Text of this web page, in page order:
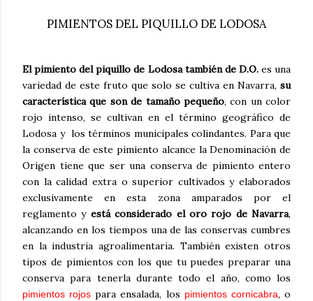
PIMIENTOS DEL PIQUILLO DE LODOSA
El pimiento del piquillo de Lodosa también de D.O.es una
variedad de este fruto que solo se cultiva en Navarra, su
característica que son de tamaño pequeño, con un color
rojo intenso, se cultivan en el término geográfico de
Lodosa y los términos municipales colindantes. Para que
la conserva de este pimiento alcance la Denominación de
Origen tiene que ser una conserva de pimiento entero
con la calidad extra o superior cultivados y elaborados
exclusivamente en esta zona amparados por el
reglamento y está considerado el oro rojo de Navarra,
alcanzando en los tiempos una de las conservas cumbres
en la industria agroalimentaria. También existen otros
tipos de pimientos con los que tu puedes preparar una
conserva para tenerla durante todo el año, como los
pimientos rojos para ensalada, los pimientos cornicabra, o